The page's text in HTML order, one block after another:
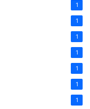
1
1
1
1
1
1
1